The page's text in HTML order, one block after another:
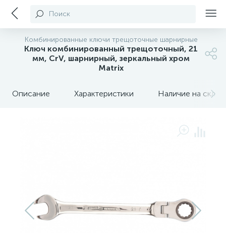
Поиск
Комбинированные ключи трещоточные шарнирные
Ключ комбинированный трещоточный, 21
мм, CrV, шарнирный, зеркальный хром
Matrix
Описание Характеристики Наличие на